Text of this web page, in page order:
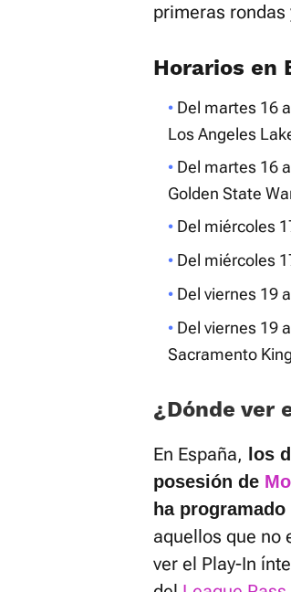
primeras rondas
Horarios en
Del martes 16
Los Angeles
Del martes 16
Golden State
Del miércoles
Del miércoles
Del viernes 19
Del viernes 19
Sacramento
¿Dónde ver
En España, los
posesión de
ha
aquellos que no
ver el Play-In